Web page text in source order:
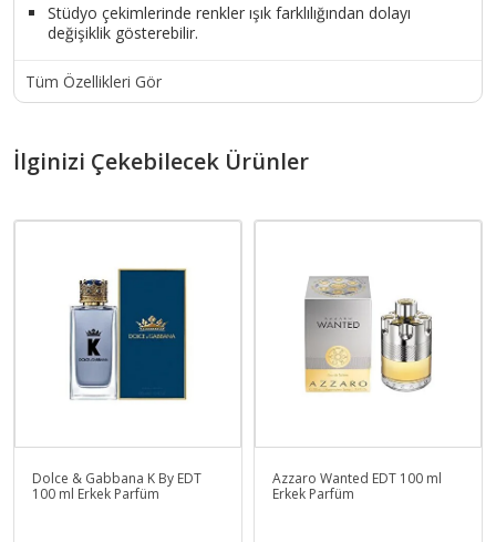
Stüdyo çekimlerinde renkler ışık farklılığından dolayı
değişiklik gösterebilir.
Tüm Özellikleri Gör
İlginizi Çekebilecek Ürünler
Dolce & Gabbana K By EDT
100 ml Erkek Parfüm
Azzaro Wanted EDT 100 ml
Erkek Parfüm